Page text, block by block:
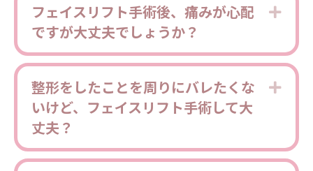
フェイスリフト手術後、痛みが心配
ですが大丈夫でしょうか？
整形をしたことを周りにバレたくな
いけど、フェイスリフト手術して大
丈夫？